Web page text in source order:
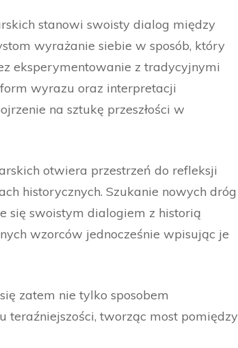
stanowi swoisty dialog między
wyrażanie siebie w sposób, który
eksperymentowanie z tradycyjnymi
wyrazu oraz interpretacji
na sztukę przeszłości w
otwiera przestrzeń do refleksji
historycznych. Szukanie nowych dróg
się swoistym dialogiem z historią
wzorców jednocześnie wpisując je
zatem nie tylko sposobem
teraźniejszości, tworząc most pomiędzy